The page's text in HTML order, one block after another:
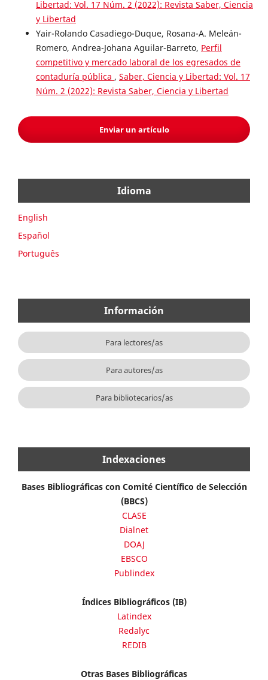
Libertad: Vol. 17 Núm. 2 (2022): Revista Saber, Ciencia
y Libertad
Yair-Rolando Casadiego-Duque, Rosana-A. Meleán-
Romero, Andrea-Johana Aguilar-Barreto, Perfil
competitivo y mercado laboral de los egresados de
contaduría pública , Saber, Ciencia y Libertad: Vol. 17
Núm. 2 (2022): Revista Saber, Ciencia y Libertad
Enviar un artículo
Idioma
English
Español
Português
Información
Para lectores/as
Para autores/as
Para bibliotecarios/as
Indexaciones
Bases Bibliográficas con Comité Científico de Selección
(BBCS)
CLASE
Dialnet
DOAJ
EBSCO
Publindex
Índices Bibliográficos (IB)
Latindex
Redalyc
REDIB
Otras Bases Bibliográficas